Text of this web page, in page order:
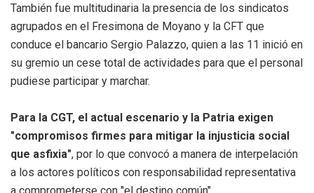
También fue multitudinaria la presencia de los sindicatos
agrupados en el Fresimona de Moyano y la CFT que
conduce el bancario Sergio Palazzo, quien a las 11 inició en
su gremio un cese total de actividades para que el personal
pudiese participar y marchar.
Para la CGT, el actual escenario y la Patria exigen
"compromisos firmes para mitigar la injusticia social
que asfixia", por lo que convocó a manera de interpelación
a los actores políticos con responsabilidad representativa